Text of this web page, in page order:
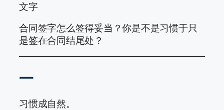
文字
合同签字怎么签得妥当？你是不是习惯于只
是签在合同结尾处？
一
习惯成自然。